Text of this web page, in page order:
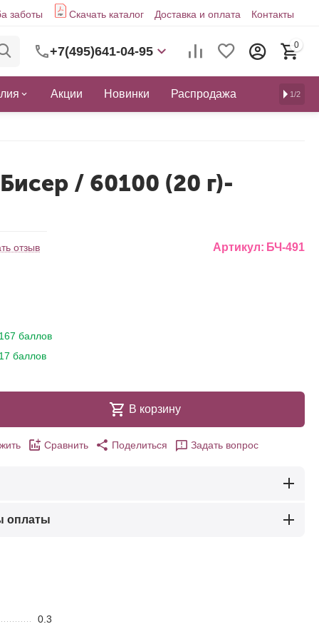
заботы Скачать каталог Доставка и оплата Контакты
+7(495)641-04-95 0
Акции Новинки Распродажа 1/2
/ 60100 (20 г)-
отзыв Артикул: БЧ-491
баллов
баллов
В корзину
Сравнить Поделиться Задать вопрос
оплаты
0.3